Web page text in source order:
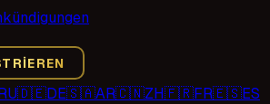
🇩🇪DE🇸🇦AR🇨🇳ZH🇫🇷FR🇪🇸ES